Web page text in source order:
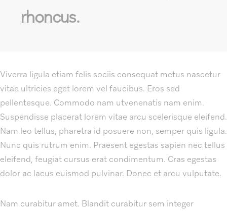
rhoncus.
Viverra ligula etiam felis sociis consequat metus nascetur
vitae ultricies eget lorem vel faucibus. Eros sed
pellentesque. Commodo nam utvenenatis nam enim.
Suspendisse placerat lorem vitae arcu scelerisque eleifend.
Nam leo tellus, pharetra id posuere non, semper quis ligula.
Nunc quis rutrum enim. Praesent egestas sapien nec tellus
eleifend, feugiat cursus erat condimentum. Cras egestas
dolor ac lacus euismod pulvinar. Donec et arcu vulputate.
Nam curabitur amet. Blandit curabitur sem integer